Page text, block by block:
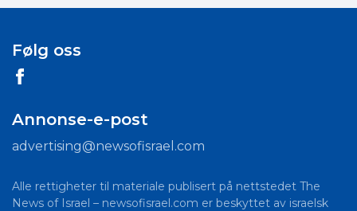
Følg oss
Annonse-e-post
advertising@newsofisrael.com
Alle rettigheter til materiale publisert på nettstedet The
News of Israel – newsofisrael.com er beskyttet av israelsk